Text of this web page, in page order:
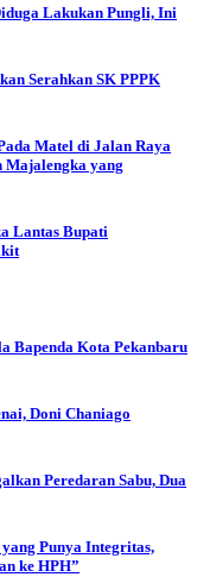
Lakukan Pungli, Ini
Serahkan SK PPPK
Matel di Jalan Raya
Majalengka yang
Lantas Bupati
Bapenda Kota Pekanbaru
Doni Chaniago
Peredaran Sabu, Dua
Punya Integritas,
ke HPH”